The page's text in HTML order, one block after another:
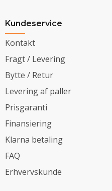
Kundeservice
Kontakt
Fragt / Levering
Bytte / Retur
Levering af paller
Prisgaranti
Finansiering
Klarna betaling
FAQ
Erhvervskunde